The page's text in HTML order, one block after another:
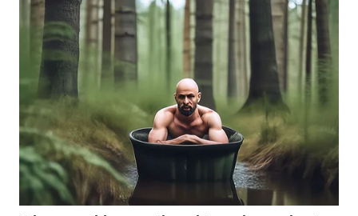
WN
SUMEDANG
CIANJUR
WN
KEPULAUAN
SERIBU
WN